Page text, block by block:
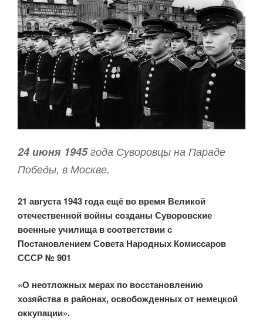
24 июня 1945года Суворовцы на Параде
Победы, в Москве.
21 августа 1943 года ещё во время Великой
отечественной войны созданы Суворовские
военные училища в соответствии с
Постановлением Совета Народных Комиссаров
СССР № 901
«О неотложных мерах по восстановлению
хозяйства в районах, освобожденных от немецкой
оккупации».